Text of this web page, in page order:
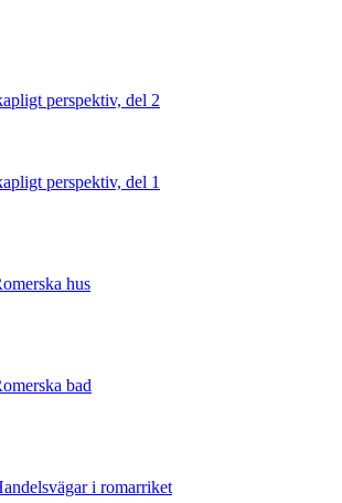
perspektiv, del 2
perspektiv, del 1
hus
bad
i romarriket